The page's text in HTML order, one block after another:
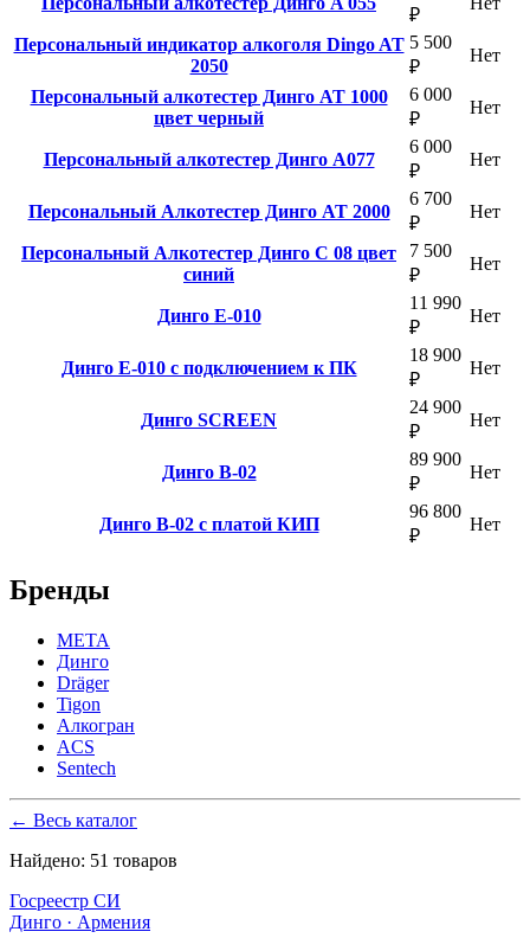
₽
Персональный индикатор алкоголя Dingo AT
2050
5 500
₽
Нет
Персональный алкотестер Динго AT 1000
цвет черный
6 000
₽
Нет
Персональный алкотестер Динго А077
6 000
₽
Нет
Персональный Алкотестер Динго AT 2000
6 700
₽
Нет
Персональный Алкотестер Динго C 08 цвет
синий
7 500
₽
Нет
Динго Е-010
11 990
₽
Нет
Динго Е-010 с подключением к ПК
18 900
₽
Нет
Динго SCREEN
24 900
₽
Нет
Динго В-02
89 900
₽
Нет
Динго В-02 с платой КИП
96 800
₽
Нет
Бренды
МЕТА
Динго
Dräger
Tigon
Алкогран
ACS
Sentech
← Весь каталог
Найдено: 51 товаров
Госреестр СИ
Динго · Армения